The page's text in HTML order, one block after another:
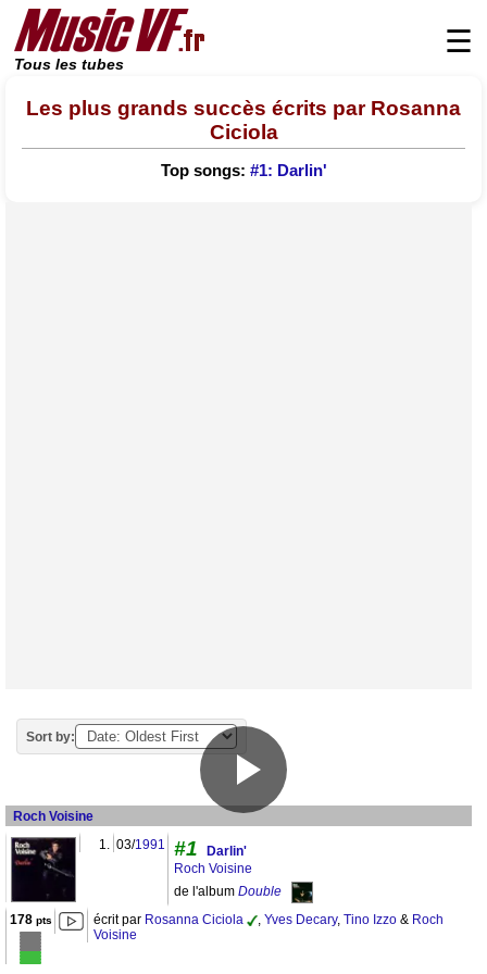
Tous les tubes
☰
Les plus grands succès écrits par Rosanna
Ciciola
Top songs: #1: Darlin'
Sort by:
Roch Voisine
1. 03/1991 #1
Darlin'
Roch Voisine
de l'album Double
178pts écrit par Rosanna Ciciola , Yves Decary, Tino Izzo & Roch
Voisine